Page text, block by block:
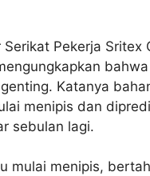
Serikat Pekerja Sritex
Katanya
menipis dan
sebulan lagi.
mulai menipis,